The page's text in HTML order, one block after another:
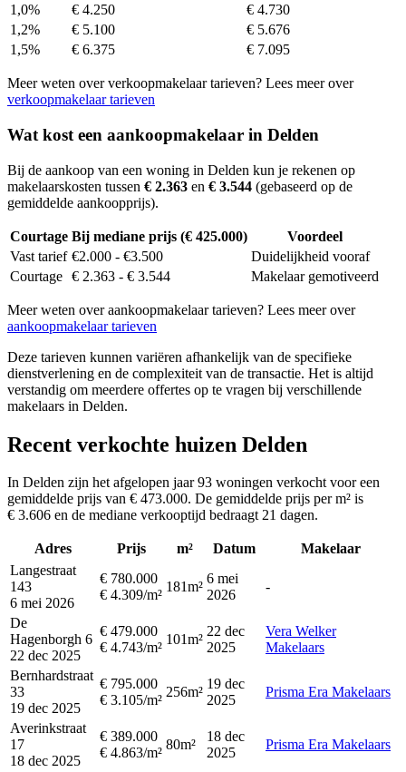
1,0%
€ 4.250
€ 4.730
1,2%
€ 5.100
€ 5.676
1,5%
€ 6.375 € 7.095
Meer weten over verkoopmakelaar tarieven? Lees meer over
verkoopmakelaar tarieven
Wat kost een aankoopmakelaar in Delden
Bij de aankoop van een woning in Delden kun je rekenen op
makelaarskosten tussen € 2.363 en € 3.544 (gebaseerd op de
gemiddelde aankoopprijs).
Courtage Bij mediane prijs (€ 425.000)
Voordeel
Vast tarief €2.000 - €3.500
Duidelijkheid vooraf
Courtage € 2.363 - € 3.544 Makelaar gemotiveerd
Meer weten over aankoopmakelaar tarieven? Lees meer over
aankoopmakelaar tarieven
Deze tarieven kunnen variëren afhankelijk van de specifieke
dienstverlening en de complexiteit van de transactie. Het is altijd
verstandig om meerdere offertes op te vragen bij verschillende
makelaars in Delden.
Recent verkochte huizen Delden
In Delden zijn het afgelopen jaar 93 woningen verkocht voor een
gemiddelde prijs van € 473.000. De gemiddelde prijs per m² is
€ 3.606 en de mediane verkooptijd bedraagt 21 dagen.
Adres Prijs m² Datum
Makelaar
Langestraat
143
6 mei 2026
€ 780.000
€ 4.309/m²
181m²
6 mei
2026
-
De
Hagenborgh 6
22 dec 2025
€ 479.000
€ 4.743/m²
101m²
22 dec
2025
Vera Welker
Makelaars
Bernhardstraat
33
19 dec 2025
€ 795.000
€ 3.105/m²
256m²
19 dec
2025
Prisma Era Makelaars
Averinkstraat
17
18 dec 2025
€ 389.000
€ 4.863/m²
80m²
18 dec
2025
Prisma Era Makelaars